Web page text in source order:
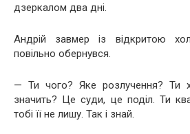
дзеркалом два дні.
Андрій завмер із відкритою
повільно обернувся.
— Ти чого? Яке розлучення? Ти
значить? Це суди, це поділ. Ти
тобі її не лишу. Так і знай.